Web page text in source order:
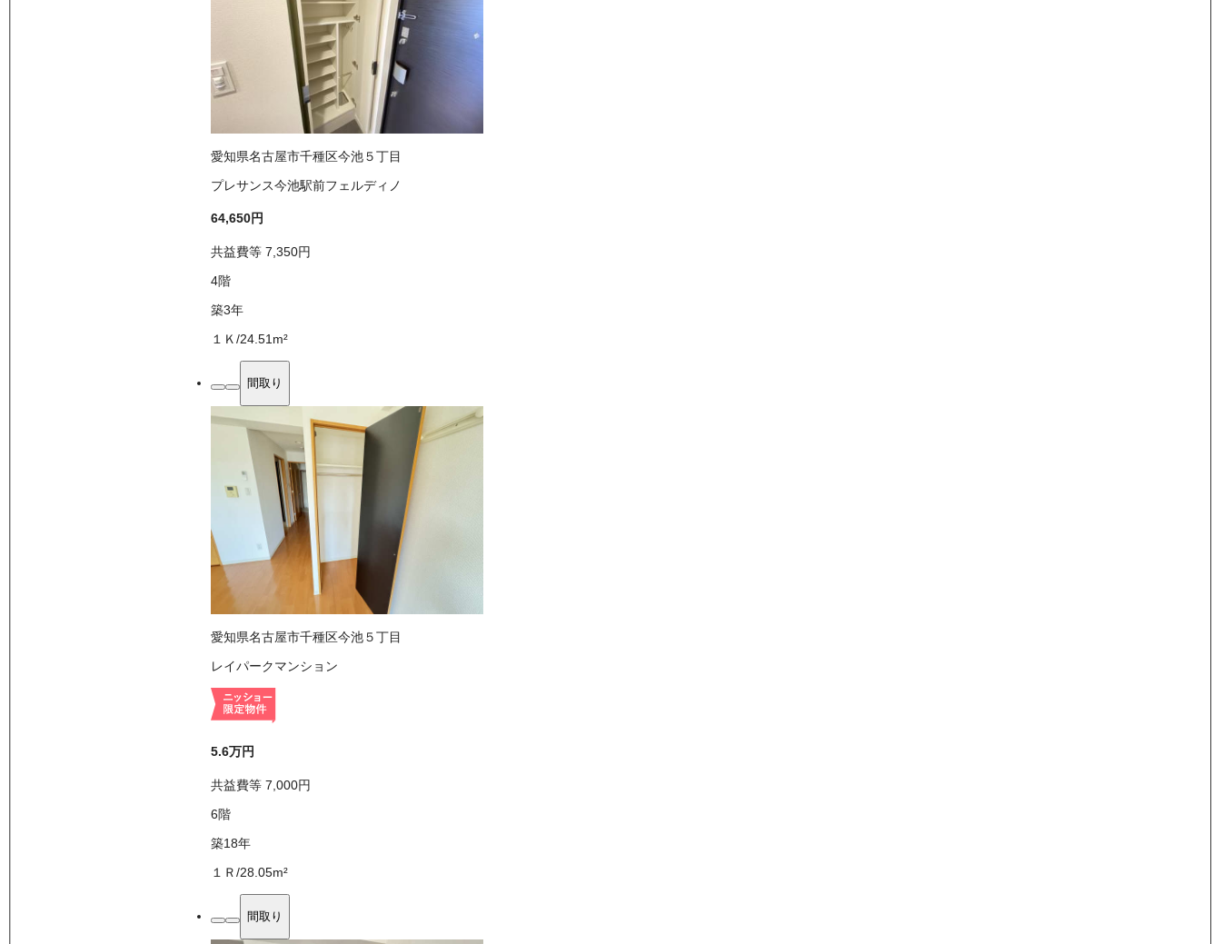
愛知県名古屋市千種区今池５丁目
プレサンス今池駅前フェルディノ
64,650円
共益費等 7,350円
4階
築3年
１Ｋ /24.51 m²
間取り
愛知県名古屋市千種区今池５丁目
レイパークマンション
5.6万円
共益費等 7,000円
6階
築18年
１Ｒ/28.05m²
間取り